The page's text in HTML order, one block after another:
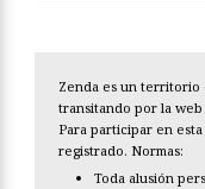
Zenda es un territorio
transitando por la
Para participar en
registrado. Normas:
Toda alusión